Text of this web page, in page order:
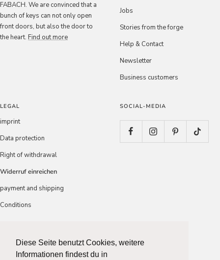
Diese Seite benutzt Cookies, weitere
Informationen findest du in
Diese Seite benutzt Cookies, weitere
Informationen findest du in
FABACH. We are convinced that a
bunch of keys can not only open
front doors, but also the door to
the heart. Find out more
Jobs
Stories from the forge
Help & Contact
Newsletter
Business customers
LEGAL
imprint
Data protection
Right of withdrawal
Widerruf einreichen
payment and shipping
Conditions
SOCIAL-MEDIA
Belgium (EUR €) English